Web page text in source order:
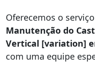
Oferecemos o
Manutenção do
Vertical [variation]
com uma equipe